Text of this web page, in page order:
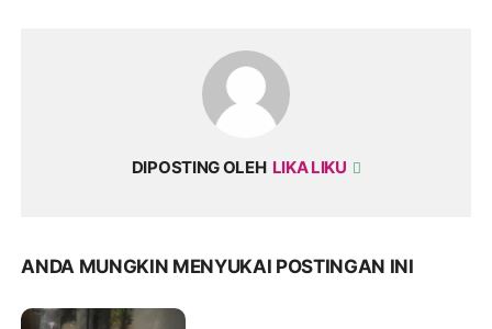
DIPOSTING OLEH LIKA LIKU
ANDA MUNGKIN MENYUKAI POSTINGAN INI